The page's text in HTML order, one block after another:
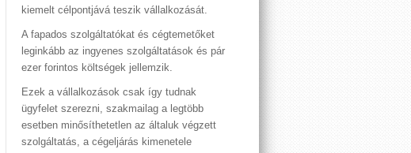
kiemelt célpontjává teszik vállalkozását.
A fapados szolgáltatókat és cégtemetőket
leginkább az ingyenes szolgáltatások és pár
ezer forintos költségek jellemzik.
Ezek a vállalkozások csak így tudnak
ügyfelet szerezni, szakmailag a legtöbb
esetben minősíthetetlen az általuk végzett
szolgáltatás, a cégeljárás kimenetele